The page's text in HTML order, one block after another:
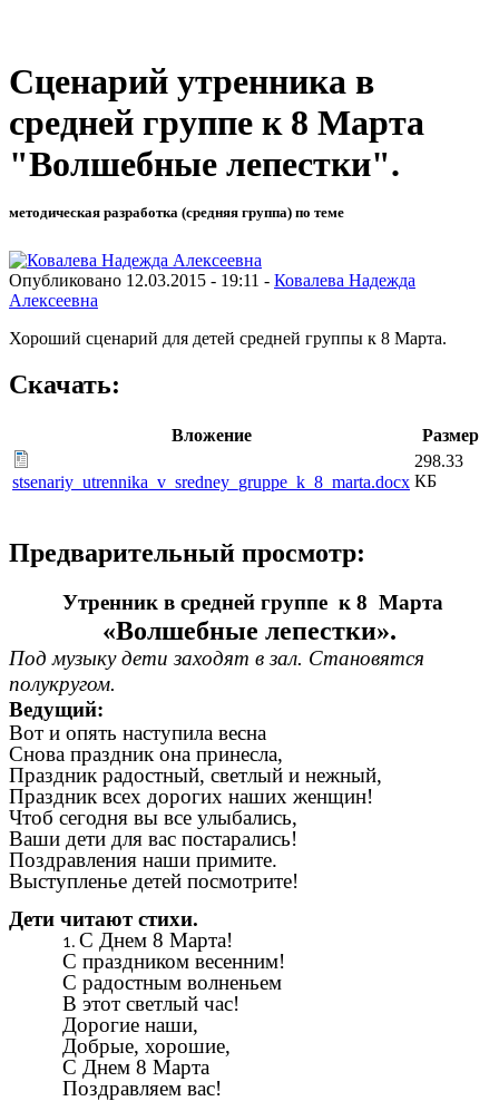
Сценарий утренника в
средней группе к 8 Марта
"Волшебные лепестки".
методическая разработка (средняя группа) по теме
Опубликовано 12.03.2015 - 19:11 - Ковалева Надежда
Алексеевна
Хороший сценарий для детей средней группы к 8 Марта.
Скачать:
Вложение Размер
stsenariy_utrennika_v_sredney_gruppe_k_8_marta.docx
298.33
КБ
Предварительный просмотр:
Утренник в средней группе к 8 Марта
«Волшебные лепестки».
Под музыку дети заходят в зал. Становятся
полукругом.
Ведущий:
Вот и опять наступила весна
Снова праздник она принесла,
Праздник радостный, светлый и нежный,
Праздник всех дорогих наших женщин!
Чтоб сегодня вы все улыбались,
Ваши дети для вас постарались!
Поздравления наши примите.
Выступленье детей посмотрите!
Дети читают стихи.
С Днем 8 Марта!
С праздником весенним!
С радостным волненьем
В этот светлый час!
Дорогие наши,
Добрые, хорошие,
С Днем 8 Марта
Поздравляем вас!